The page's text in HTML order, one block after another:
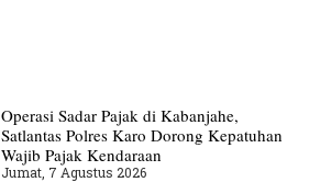
Operasi Sadar Pajak di Kabanjahe,
Satlantas Polres Karo Dorong Kepatuhan
Wajib Pajak Kendaraan
Jumat, 7 Agustus 2026